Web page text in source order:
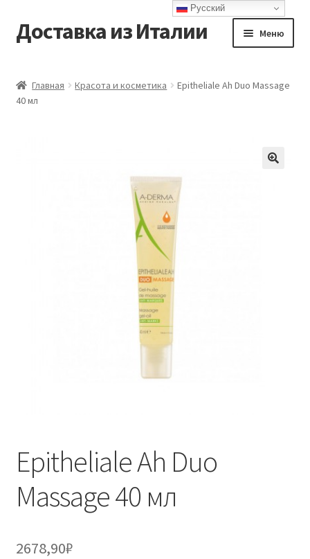
Перейти
к
Перейти
к
Доставка из Италии Меню
Доставка
Главная Красота и косметика
Epitheliale Ah Duo Massage
40 мл
Epitheliale Ah Duo
Massage 40 мл
2678,90₽
Русский